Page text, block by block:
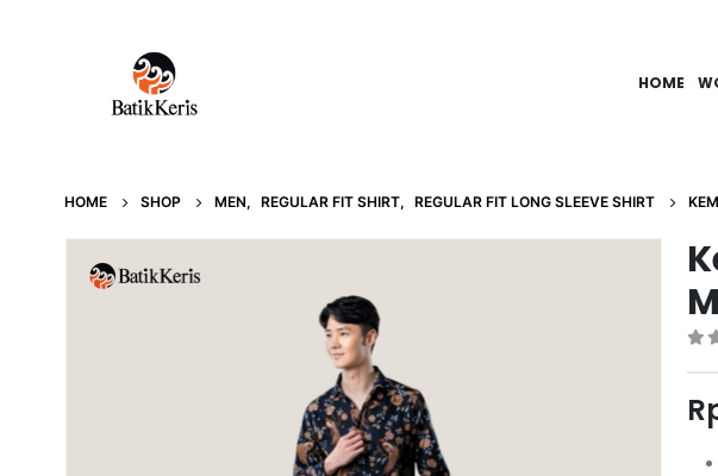
HOME
HOME SHOP MEN, REGULAR FIT SHIRT, REGULAR FIT LONG SLEEVE SHIRT